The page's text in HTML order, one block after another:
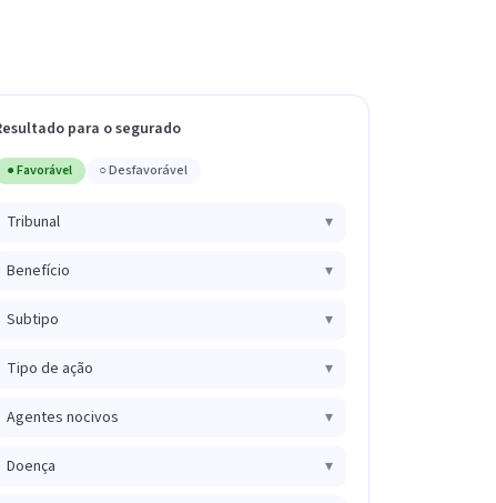
para o segurado
● Favorável ○ Desfavorável
Tribunal ▾
Benefício ▾
Subtipo ▾
Tipo de ação ▾
Agentes nocivos ▾
Doença ▾